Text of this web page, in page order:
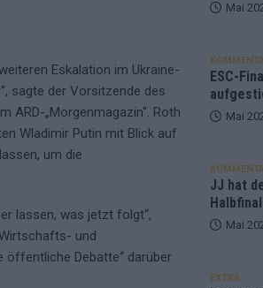
2026 macht vieles neu
zum ESC 2026
Eskalation im Ukraine-
sagte der Vorsitzende des
„Morgenmagazin“. Roth
Wladimir Putin mit Blick auf
um die
lassen, was jetzt folgt“,
und
öffentliche Debatte“ darüber
Mai
ESC-
Mai
JJ hat
Mai
EXTRA